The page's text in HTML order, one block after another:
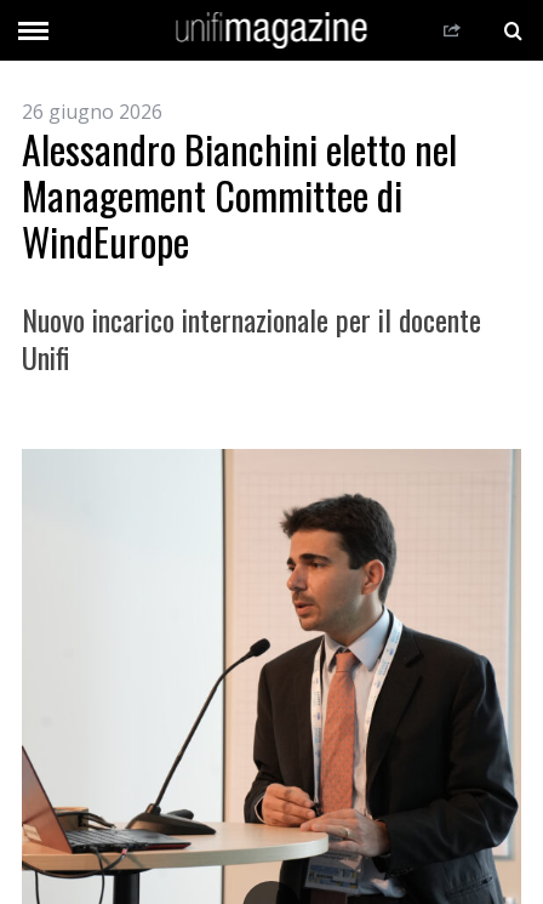
26 giugno 2026
Alessandro Bianchini eletto nel
Management Committee di
WindEurope
Nuovo incarico internazionale per il docente
Unifi